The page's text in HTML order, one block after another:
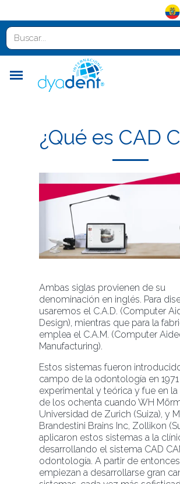
¿Qué es CAD
Ambas siglas provienen de su
denominación en inglés. Para
usaremos el C.A.D. (Computer
Design), mientras que para la
emplea el C.A.M. (Computer
Manufacturing).
Estos sistemas fueron
campo de la odontología en
experimental y teórica y fue en
de los ochenta cuando WH
Universidad de Zurich (Suiza), y
Brandestini Brains Inc, Zollikon
aplicaron estos sistemas a la
desarrollando el sistema CAD
odontología. A partir de entonces
empiezan a desarrollarse gran